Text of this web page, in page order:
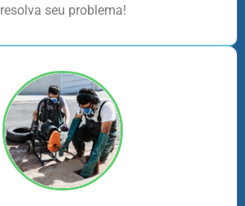
resolva seu problema!